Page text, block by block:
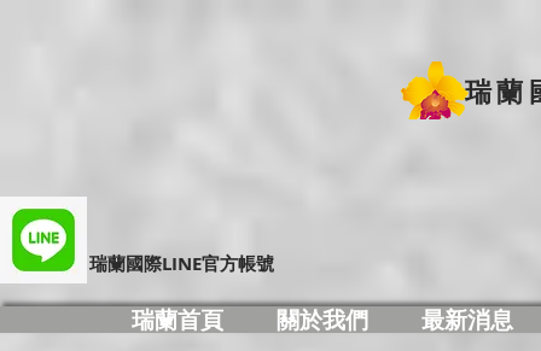
瑞蘭
​瑞蘭國際LINE官方帳號
瑞蘭首頁 關於我們 最新消息